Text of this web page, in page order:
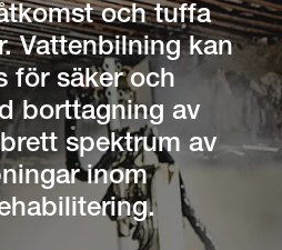
och tuffa
Vattenbilning kan
för säker och
borttagning av
spektrum av
inom